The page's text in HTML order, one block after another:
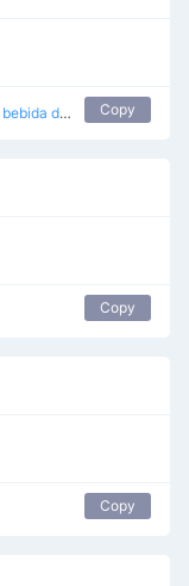
bebida del ratón Copy
Copy
Copy